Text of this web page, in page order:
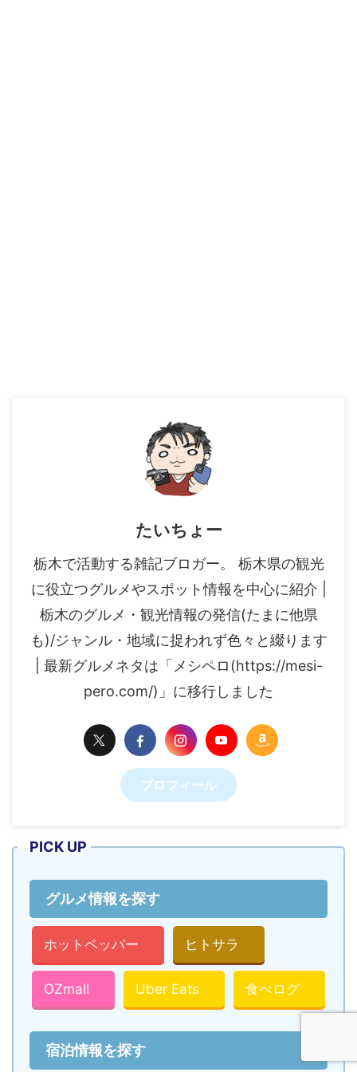
たいちょー
栃木で活動する雑記ブロガー。 栃木県の観光
に役立つグルメやスポット情報を中心に紹介 |
栃木のグルメ・観光情報の発信(たまに他県
も)/ジャンル・地域に捉われず色々と綴ります
| 最新グルメネタは「メシペロ(https://mesi-
pero.com/)」に移行しました
プロフィール
PICK UP
グルメ情報を探す
ホットペッパー ヒトサラ
OZmall Uber Eats 食べログ
宿泊情報を探す